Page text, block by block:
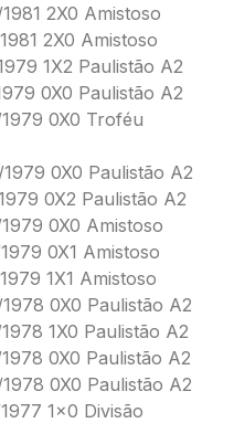
2X0 Amistoso
2X0 Amistoso
1X2 Paulistão A2
0X0 Paulistão A2
0X0 Troféu
0X0 Paulistão A2
0X2 Paulistão A2
0X0 Amistoso
0X1 Amistoso
1X1 Amistoso
0X0 Paulistão A2
1X0 Paulistão A2
0X0 Paulistão A2
0X0 Paulistão A2
1×0 Divisão